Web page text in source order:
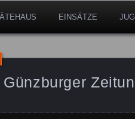
EINSÄTZE